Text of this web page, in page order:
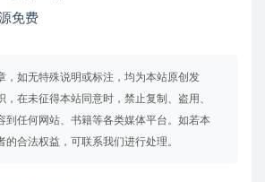
免费
，如无特殊说明或标注，均为本站原创发
，在未征得本站同意时，禁止复制、盗用、
到任何网站、书籍等各类媒体平台。如若本
的合法权益，可联系我们进行处理。